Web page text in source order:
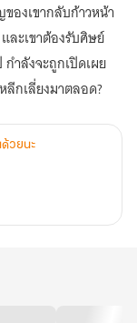
องเขากลับก้าวหน้า
ละเขาต้องรับศิษย์
ำลังจะถูกเปิดเผย
ลีกเลี่ยงมาตลอด?
ด้วยนะ